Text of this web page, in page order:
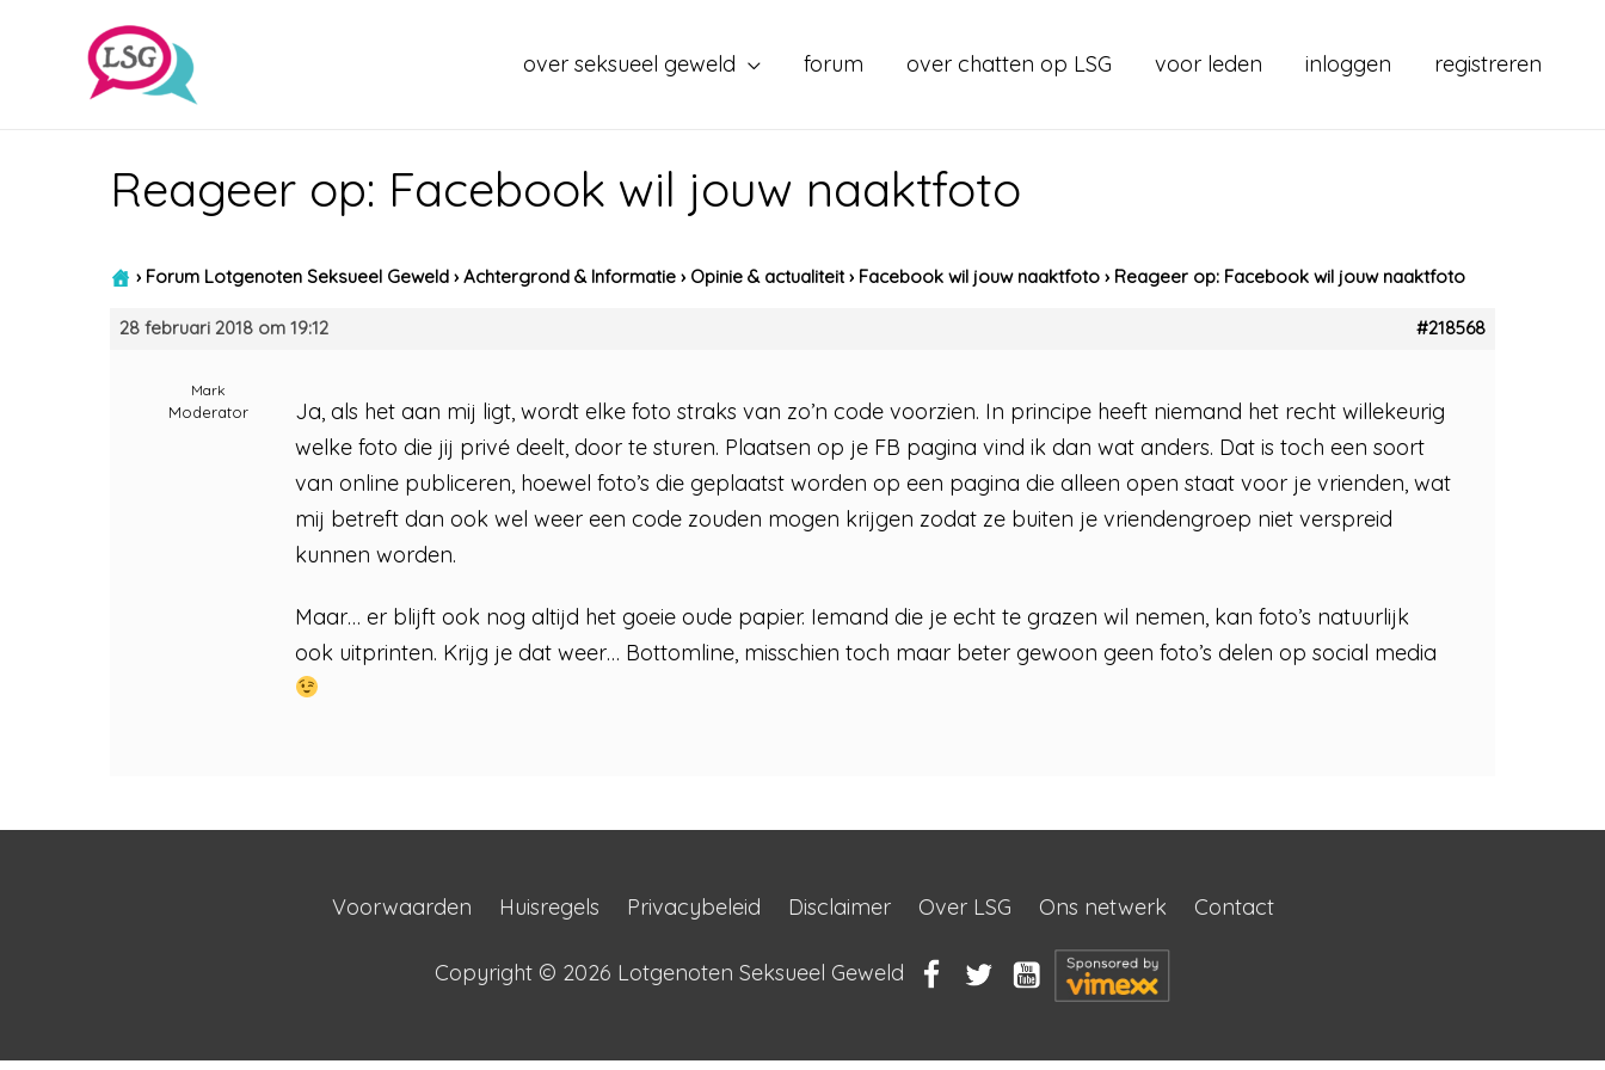
over seksueel geweld forum over chatten op LSG voor leden inloggen registreren
Reageer op: Facebook wil jouw naaktfoto
› Forum Lotgenoten Seksueel Geweld › Achtergrond & Informatie › Opinie & actualiteit › Facebook wil jouw naaktfoto › Reageer op: Facebook wil jouw naaktfoto
28 februari 2018 om 19:12 #218568
Mark
Moderator
Ja, als het aan mij ligt, wordt elke foto straks van zo’n code voorzien. In principe heeft niemand het recht willekeurig
welke foto die jij privé deelt, door te sturen. Plaatsen op je FB pagina vind ik dan wat anders. Dat is toch een soort
van online publiceren, hoewel foto’s die geplaatst worden op een pagina die alleen open staat voor je vrienden, wat
mij betreft dan ook wel weer een code zouden mogen krijgen zodat ze buiten je vriendengroep niet verspreid
kunnen worden.
Maar… er blijft ook nog altijd het goeie oude papier. Iemand die je echt te grazen wil nemen, kan foto’s natuurlijk
ook uitprinten. Krijg je dat weer… Bottomline, misschien toch maar beter gewoon geen foto’s delen op social media
Voorwaarden Huisregels Privacybeleid Disclaimer Over LSG Ons netwerk Contact
Copyright © 2026 Lotgenoten Seksueel Geweld